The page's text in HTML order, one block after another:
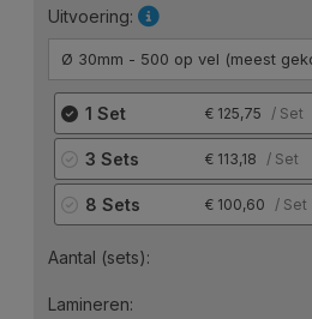
Uitvoering:
Ø 30mm - 500 op vel (meest
1 Set 125,75 / Set
3 Sets 113,18 / Set
8 Sets 100,60 / Set
Aantal (sets):
Lamineren: